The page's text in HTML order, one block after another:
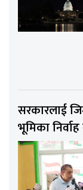
सरकारलाई
भूमिका